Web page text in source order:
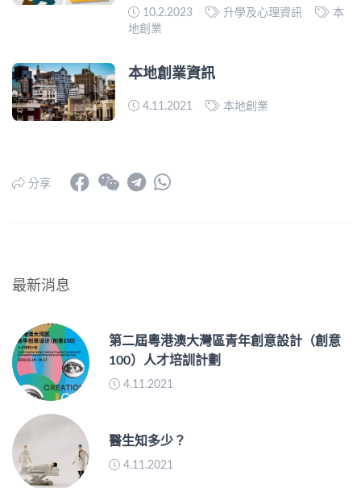
10.2.2023 升學及心理資訊
本
地創業
本地創業資訊
4.11.2021 本地創業
分享
最新消息
第二屆粵港澳大灣區青年創意設計（創意
100）人才培訓計劃
4.11.2021
醫生知多少？
4.11.2021